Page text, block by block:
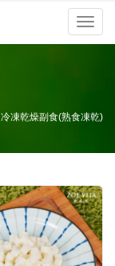
冷凍乾燥副食(熟食凍乾)